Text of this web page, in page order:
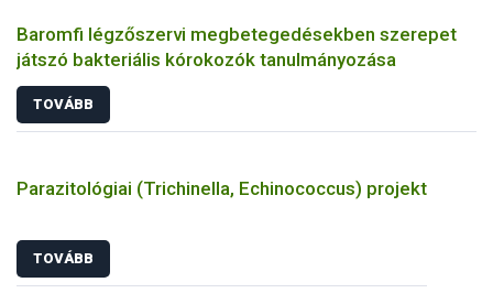
Baromfi légzőszervi megbetegedésekben szerepet
játszó bakteriális kórokozók tanulmányozása
TOVÁBB
Parazitológiai (Trichinella, Echinococcus) projekt
TOVÁBB